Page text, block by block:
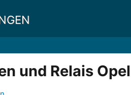
und Relais